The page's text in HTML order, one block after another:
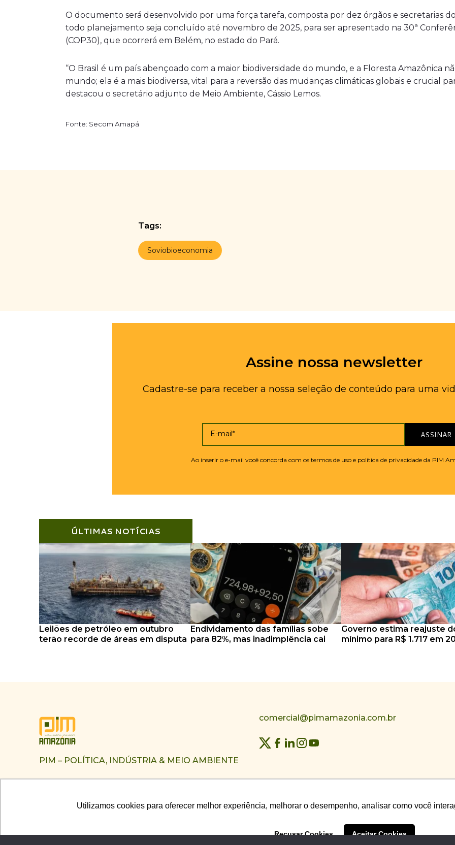
Utilizamos cookies para oferecer melhor experiência, melhorar o desempenho, analisar como você
Recusar Cookies Aceitar Cookies
Utilizamos cookies para oferecer melhor experiência, melhorar o desempenho, analisar como você
Recusar Cookies Aceitar Cookies
O documento será desenvolvido por uma força tarefa, composta por dez órgãos e secretarias
todo planejamento seja concluído até novembro de 2025, para ser apresentado na 30ª
(COP30), que ocorrerá em Belém, no estado do Pará.
“O Brasil é um país abençoado com a maior biodiversidade do mundo, e a Floresta Amazônica
mundo; ela é a mais biodiversa, vital para a reversão das mudanças climáticas globais e crucial
destacou o secretário adjunto de Meio Ambiente, Cássio Lemos.
Fonte: Secom Amapá
Tags:
Soviobioeconomia
Assine nossa newsletter
Cadastre-se para receber a nossa seleção de conteúdo para uma
E-mail* ASSINAR
Ao inserir o e-mail você concorda com os termos de uso e política de privacidade da PIM
ÚLTIMAS NOTÍCIAS
Leilões de petróleo em outubro
terão recorde de áreas em disputa
Endividamento das famílias sobe
para 82%, mas inadimplência cai
Governo estima reajuste
mínimo para R$ 1.717 em
PIM – POLÍTICA, INDÚSTRIA & MEIO AMBIENTE
comercial@pimamazonia.com.br